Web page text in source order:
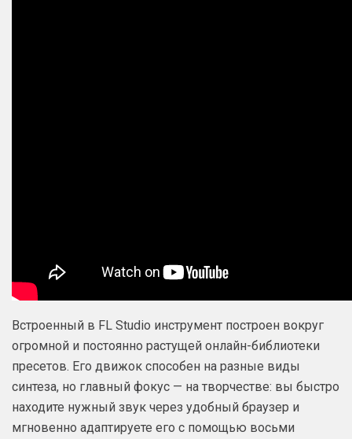
Встроенный в FL Studio инструмент построен вокруг
огромной и постоянно растущей онлайн-библиотеки
пресетов. Его движок способен на разные виды
синтеза, но главный фокус — на творчестве: вы быстро
находите нужный звук через удобный браузер и
мгновенно адаптируете его с помощью восьми